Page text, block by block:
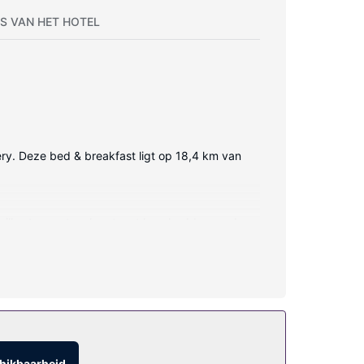
VAN HET HOTEL
Deze bed & breakfast ligt op 18,4 km van
bad/douchecombinatie hebben designer